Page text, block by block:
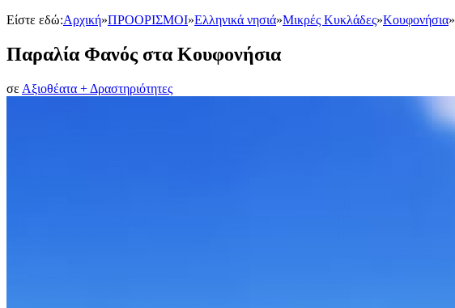
Είστε εδώ:Αρχική»ΠΡΟΟΡΙΣΜΟΙ»Ελληνικά νησιά»Μικρές Κυκλάδες»Κουφονήσια»
Παραλία Φανός στα Κουφονήσια
σε Αξιοθέατα + Δραστηριότητες